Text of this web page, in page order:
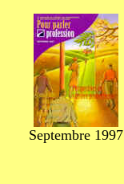
Septembre 1997